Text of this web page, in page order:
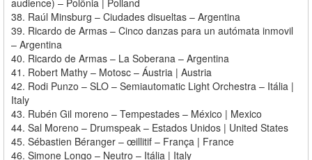
audience) – Polônia | Polland
38. Raúl Minsburg – Ciudades disueltas – Argentina
39. Ricardo de Armas – Cinco danzas para un autómata inmovil
– Argentina
40. Ricardo de Armas – La Soberana – Argentina
41. Robert Mathy – Motosc – Áustria | Austria
42. Rodi Punzo – SLO – Semiautomatic Light Orchestra – Itália |
Italy
43. Rubén Gil moreno – Tempestades – México | Mexico
44. Sal Moreno – Drumspeak – Estados Unidos | United States
45. Sébastien Béranger – œillitif – França | France
46. Simone Longo – Neutro – Itália | Italy